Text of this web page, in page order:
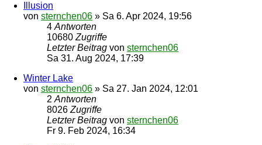
Illusion
von sternchen06 » Sa 6. Apr 2024, 19:56
4 Antworten
10680 Zugriffe
Letzter Beitrag von sternchen06
Sa 31. Aug 2024, 17:39
Winter Lake
von sternchen06 » Sa 27. Jan 2024, 12:01
2 Antworten
8026 Zugriffe
Letzter Beitrag von sternchen06
Fr 9. Feb 2024, 16:34